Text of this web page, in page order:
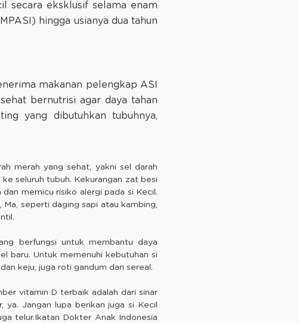
secara eksklusif selama enam
hingga usianya dua tahun
makanan pelengkap ASI
bernutrisi agar daya tahan
yang dibutuhkan tubuhnya,
merah yang sehat, yakni sel darah
seluruh tubuh. Kekurangan zat besi
memicu risiko alergi pada si Kecil.
seperti daging sapi atau kambing,
berfungsi untuk membantu daya
baru. Untuk memenuhi kebutuhan si
keju, juga roti gandum dan sereal.
vitamin D terbaik adalah dari sinar
ya. Jangan lupa berikan juga si Kecil
telur.Ikatan Dokter Anak Indonesia